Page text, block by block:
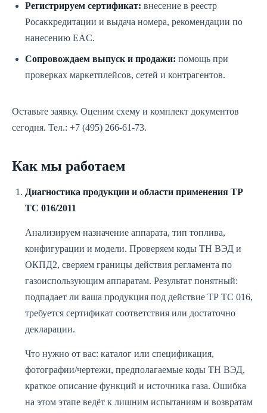
Регистрируем сертификат: внесение в реестр
Росаккредитации и выдача номера, рекомендации по
нанесению EAC.
Сопровождаем выпуск и продажи: помощь при
проверках маркетплейсов, сетей и контрагентов.
Оставьте заявку. Оценим схему и комплект документов
сегодня. Тел.: +7 (495) 266-61-73.
Как мы работаем
Диагностика продукции и области применения ТР
ТС 016/2011
Анализируем назначение аппарата, тип топлива,
конфигурации и модели. Проверяем коды ТН ВЭД и
ОКПД2, сверяем границы действия регламента по
газоиспользующим аппаратам. Результат понятный:
подпадает ли ваша продукция под действие ТР ТС 016,
требуется сертификат соответствия или достаточно
декларации.
Что нужно от вас: каталог или спецификация,
фотографии/чертежи, предполагаемые коды ТН ВЭД,
краткое описание функций и источника газа. Ошибка
на этом этапе ведёт к лишним испытаниям и возвратам